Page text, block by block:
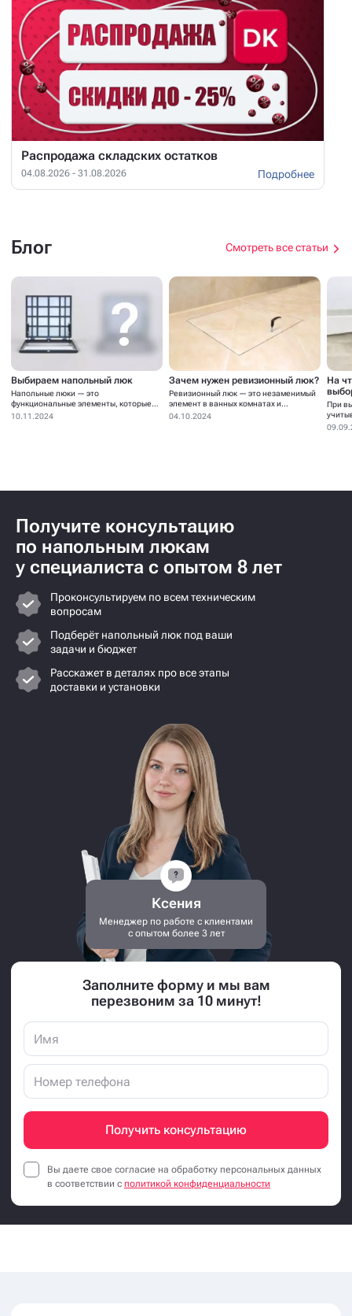
Распродажа складских остатков
04.08.2026 - 31.08.2026 Подробнее
Блог Смотреть все статьи
Выбираем напольный люк
Напольные люки — это
функциональные элементы, которые
устанавливаются для...
10.11.2024
Зачем нужен ревизионный люк?
Ревизионный люк — это незаменимый
элемент в ванных комнатах и...
04.10.2024
На
При
Получите консультацию
по напольным люкам
у специалиста с опытом 8 лет
Проконсультируем по всем техническим
вопросам
Подберёт напольный люк под ваши
задачи и бюджет
Расскажет в деталях про все этапы
доставки и установки
Ксения
Менеджер по работе с клиентами
с опытом более 3 лет
Заполните форму и мы вам
перезвоним за 10 минут!
Получить консультацию
Вы даете свое согласие на обработку персональных данных
в соответствии с политикой конфиденциальности